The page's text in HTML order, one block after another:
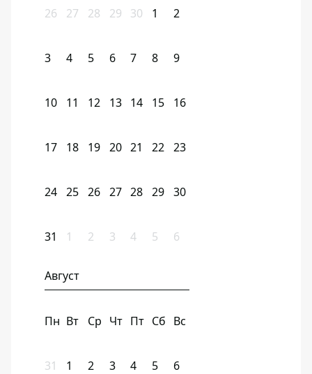
26 27 28 29 30 1 2
3 4 5 6 7 8 9
10 11 12 13 14 15 16
17 18 19 20 21 22 23
24 25 26 27 28 29 30
31 1 2 3 4 5 6
Август
Пн Вт Ср Чт Пт Сб Вс
31 1 2 3 4 5 6